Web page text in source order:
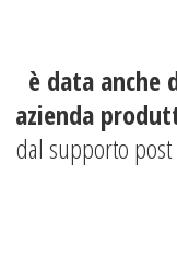
è data anche
azienda
dal supporto